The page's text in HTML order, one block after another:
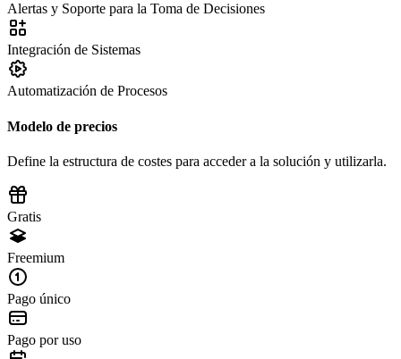
Alertas y Soporte para la Toma de Decisiones
Integración de Sistemas
Automatización de Procesos
Modelo de precios
Define la estructura de costes para acceder a la solución y utilizarla.
Gratis
Freemium
Pago único
Pago por uso